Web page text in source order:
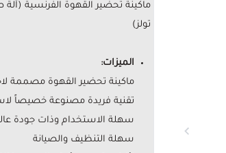
ماكينة تحضير القهوة الفرنسية
تولز)
الميزات:
ماكينة تحضير القهوة مصممة
تقنية فريدة مصنوعة خصيصاً
سهلة الاستخدام وذات جودة
سهلة التنظيف والصيانة